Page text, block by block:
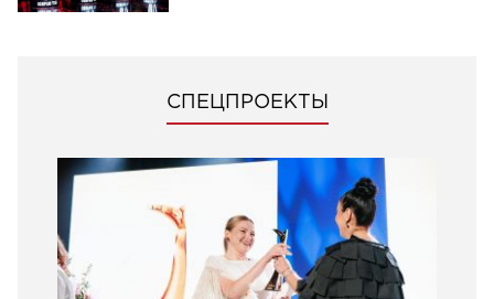
СПЕЦПРОЕКТЫ